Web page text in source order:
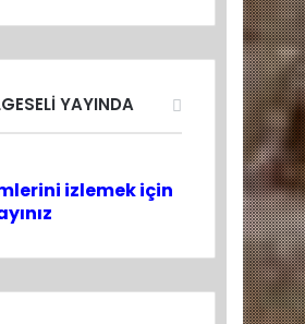
YAYINDA
izlemek için